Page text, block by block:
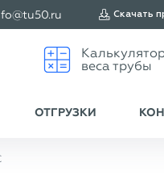
Скачать
ОТГРУЗКИ